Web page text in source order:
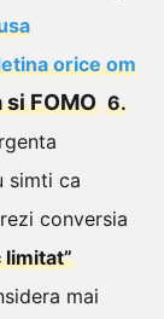
orice om
FOMO 6.
simti ca
conversia
limitat”
mai